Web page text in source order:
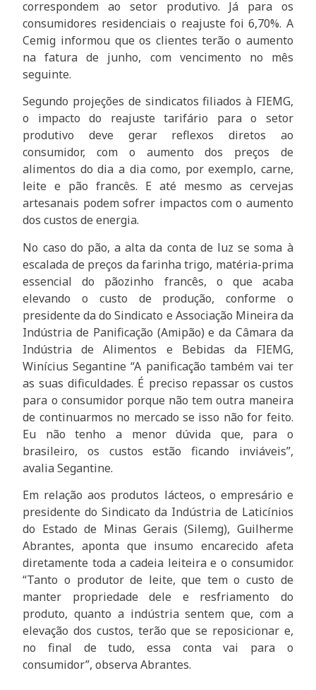
correspondem ao setor produtivo. Já para os
consumidores residenciais o reajuste foi 6,70%. A
Cemig informou que os clientes terão o aumento
na fatura de junho, com vencimento no mês
seguinte.
Segundo projeções de sindicatos filiados à FIEMG,
o impacto do reajuste tarifário para o setor
produtivo deve gerar reflexos diretos ao
consumidor, com o aumento dos preços de
alimentos do dia a dia como, por exemplo, carne,
leite e pão francês. E até mesmo as cervejas
artesanais podem sofrer impactos com o aumento
dos custos de energia.
No caso do pão, a alta da conta de luz se soma à
escalada de preços da farinha trigo, matéria-prima
essencial do pãozinho francês, o que acaba
elevando o custo de produção, conforme o
presidente da do Sindicato e Associação Mineira da
Indústria de Panificação (Amipão) e da Câmara da
Indústria de Alimentos e Bebidas da FIEMG,
Winícius Segantine “A panificação também vai ter
as suas dificuldades. É preciso repassar os custos
para o consumidor porque não tem outra maneira
de continuarmos no mercado se isso não for feito.
Eu não tenho a menor dúvida que, para o
brasileiro, os custos estão ficando inviáveis”,
avalia Segantine.
Em relação aos produtos lácteos, o empresário e
presidente do Sindicato da Indústria de Laticínios
do Estado de Minas Gerais (Silemg), Guilherme
Abrantes, aponta que insumo encarecido afeta
diretamente toda a cadeia leiteira e o consumidor.
“Tanto o produtor de leite, que tem o custo de
manter propriedade dele e resfriamento do
produto, quanto a indústria sentem que, com a
elevação dos custos, terão que se reposicionar e,
no final de tudo, essa conta vai para o
consumidor”, observa Abrantes.